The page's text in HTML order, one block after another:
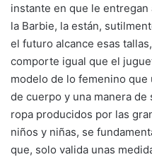
instante en que le entregan
la Barbie, la están,
el futuro alcance esas
comporte igual que el
modelo de lo femenino
de cuerpo y una manera de
ropa producidos por las
niños y niñas, se
que, solo valida unas